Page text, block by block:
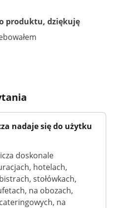
produktu, dziękuję
nadaje się do użytku
doskonale
hotelach,
stołówkach,
na obozach,
na